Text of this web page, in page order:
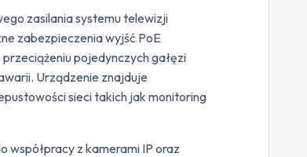
zasilania systemu telewizji
zabezpieczenia wyjść PoE
pojedynczych gałęzi
Urządzenie znajduje
sieci takich jak monitoring
współpracy z kamerami IP oraz